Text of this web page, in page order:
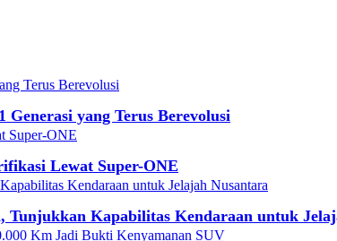
yang Terus Berevolusi
Lewat Super-ONE
Tunjukkan Kapabilitas Kendaraan untuk